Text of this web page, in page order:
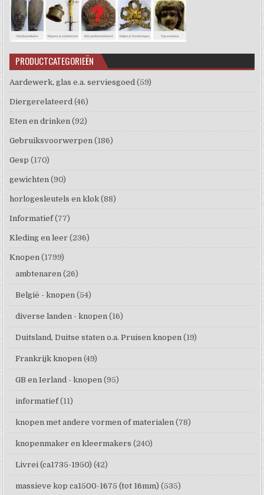
PRODUCTCATEGORIEËN
Aardewerk, glas e.a. serviesgoed (59)
Diergerelateerd (46)
Eten en drinken (92)
Gebruiksvoorwerpen (186)
Gesp (170)
gewichten (90)
horlogesleutels en klok (88)
Informatief (77)
Kleding en leer (236)
Knopen (1799)
ambtenaren (26)
België - knopen (54)
diverse landen - knopen (16)
Duitsland, Duitse staten o.a. Pruisen knopen (19)
Frankrijk knopen (49)
GB en Ierland - knopen (95)
informatief (11)
knopen met andere vormen of materialen (78)
knopenmaker en kleermakers (240)
Livrei (ca1735-1950) (42)
massieve kop ca1500-1675 (tot 16mm) (535)